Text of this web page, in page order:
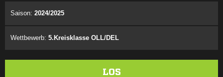
Saison: 2024/2025
Wettbewerb: 5.Kreisklasse OLL/DEL
LOS